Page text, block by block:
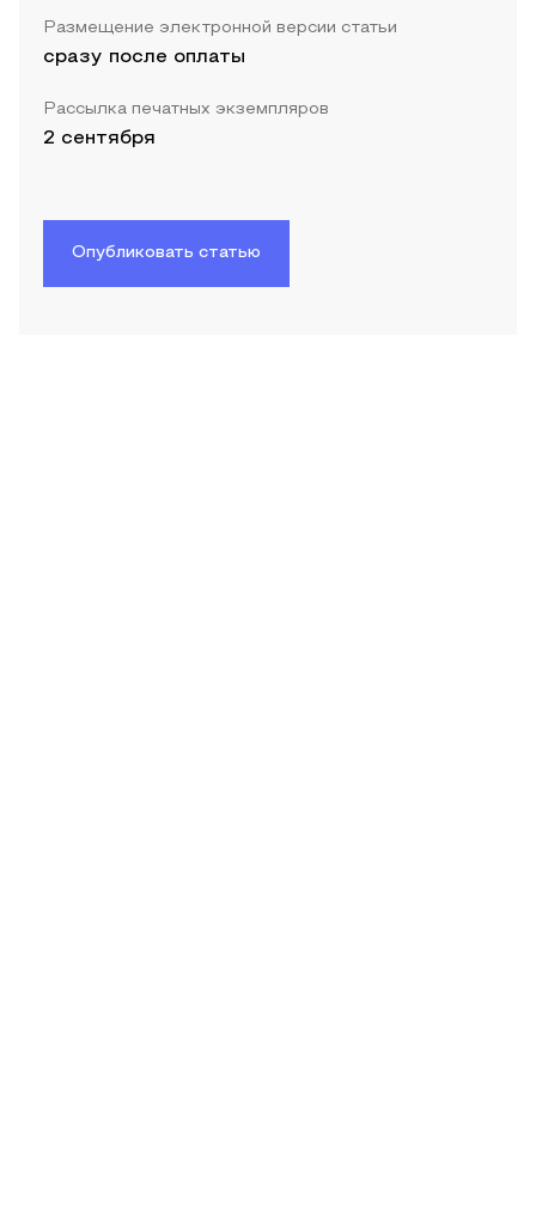
Размещение электронной версии статьи
сразу после оплаты
Рассылка печатных экземпляров
2 сентября
Опубликовать статью